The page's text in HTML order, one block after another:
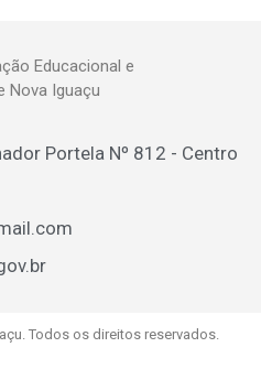
Educacional e
Nova Iguaçu
Portela Nº 812 - Centro
Todos os direitos reservados.